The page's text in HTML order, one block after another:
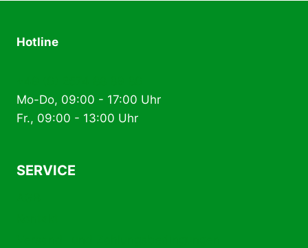
Hotline
Mo-Do, 09:00 - 17:00 Uhr
Fr., 09:00 - 13:00 Uhr
SERVICE